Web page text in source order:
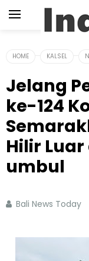
HOME KALSEL
Jelang
ke-124
Hilir
umbul
Bali News Today